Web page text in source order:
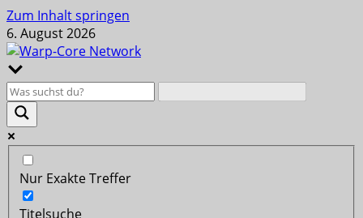
Zum Inhalt springen
6. August 2026
Nur Exakte Treffer
Titelsuche